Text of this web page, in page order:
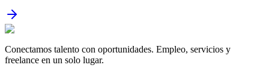
Conectamos talento con oportunidades. Empleo, servicios y
freelance en un solo lugar.